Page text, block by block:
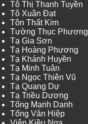
Tô Thị Thanh Tuyền
Tô Xuân Đạt
Tôn Thất Kim
Tường Thục Phương
Tạ Gia Sơn
Tạ Hoàng Phương
Tạ Khánh Huyền
Tạ Minh Tuân
Tạ Ngọc Thiên Vũ
Tạ Quang Dự
Tạ Triều Dương
Tống Mạnh Danh
Tống Văn Hiệp